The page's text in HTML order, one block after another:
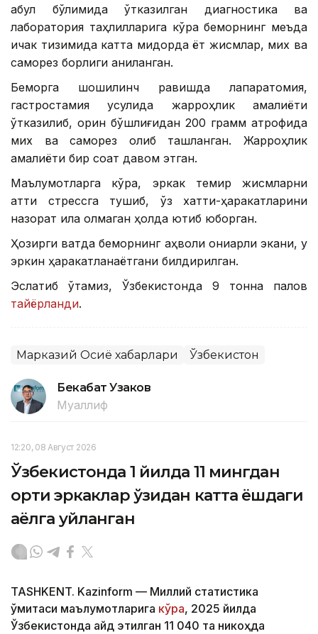
қабул бўлимида ўтказилган диагностика ва
лаборатория таҳлилларига кўра беморнинг меъда
ичак тизимида катта миқдорда ёт жисмлар, мих ва
саморез борлиги аниқланган.
Беморга шошилинч равишда лапаратомия,
гастростамия усулида жарроҳлик амалиёти
ўтказилиб, қорин бўшлиғидан 200 грамм атрофида
мих ва саморез олиб ташланган. Жарроҳлик
амалиёти бир соат давом этган.
Маълумотларга кўра, эркак темир жисмларни
қаттиқ стрессга тушиб, ўз хатти-ҳаракатларини
назорат қила олмаган ҳолда ютиб юборган.
Ҳозирги вақтда беморнинг аҳволи қониқарли экани, у
эркин ҳаракатланаётгани билдирилган.
Эслатиб ўтамиз, Ўзбекистонда 9 тонна палов
тайёрланди.
Марказий Осиё хабарлари Ўзбекистон
Бекабат Узаков
Муаллиф
12:20, 08 Август 2026
Ўзбекистонда 1 йилда 11 мингдан
ортиқ эркаклар ўзидан катта ёшдаги
аёлга уйланган
TASHKENT. Kazinform — Миллий статистика
қўмитаси маълумотларига кўра, 2025 йилда
Ўзбекистонда қайд этилган 11 040 та никоҳда